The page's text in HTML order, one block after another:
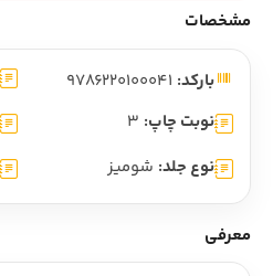
مشخصات
بارکد:
نوبت چاپ: 3
نوع جلد: شومیز
معرفی